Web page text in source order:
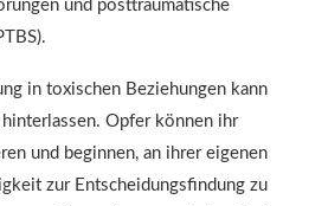
und posttraumatische
in toxischen Beziehungen kann
hinterlassen. Opfer können ihr
und beginnen, an ihrer eigenen
zur Entscheidungsfindung zu